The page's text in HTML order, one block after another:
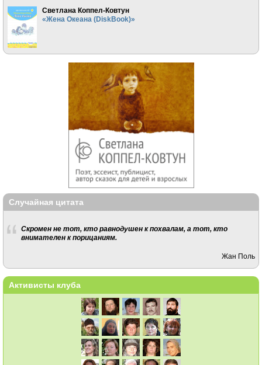
Светлана Коппел-Ковтун
«Жена Океана (DiskBook)»
Случайная цитата
Скромен не тот, кто равнодушен к похвалам, а тот, кто
внимателен к порицаниям.
Жан Поль
Активисты клуба